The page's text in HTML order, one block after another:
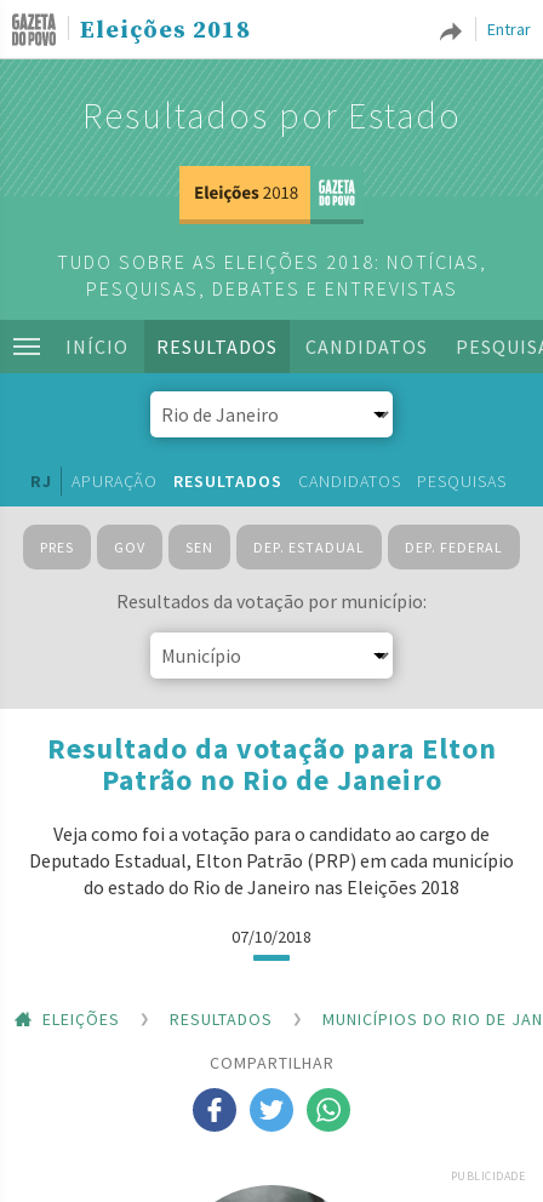
Entrar
Eleições 2018
Resultados por Estado
TUDO SOBRE AS ELEIÇÕES 2018: NOTÍCIAS,
PESQUISAS, DEBATES E ENTREVISTAS
INÍCIO RESULTADOS CANDIDATOS
RJ APURAÇÃO RESULTADOS CANDIDATOS PESQUISAS
PRES GOV SEN DEP. ESTADUAL DEP. FEDERAL
Resultados da votação por município:
Resultado da votação para Elton
Patrão no Rio de Janeiro
Veja como foi a votação para o candidato ao cargo de
Deputado Estadual, Elton Patrão (PRP) em cada município
do estado do Rio de Janeiro nas Eleições 2018
07/10/2018
ELEIÇÕES RESULTADOS
MUNICÍPIOS DO RIO DE
COMPARTILHAR
PUBLICIDADE